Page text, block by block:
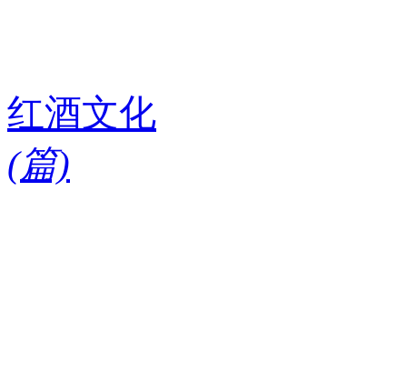
红酒文化
(篇)